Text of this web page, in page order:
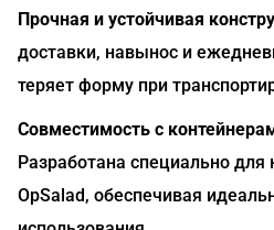
Прочная и устойчивая
доставки, навынос и
теряет форму при
Совместимость с
Разработана специально для
OpSalad, обеспечивая